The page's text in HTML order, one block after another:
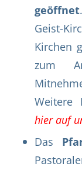
geöffnet
Geist-
Kirchen
zum
Weitere
hier auf
Das